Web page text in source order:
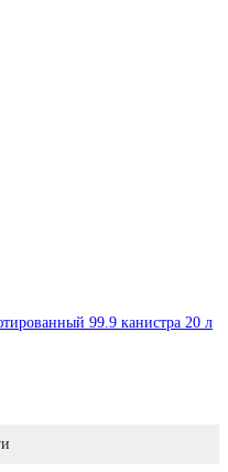
99.9 канистра 20 л